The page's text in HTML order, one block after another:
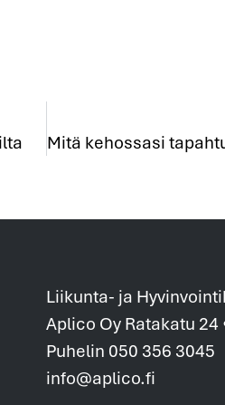
Liikunta- ja
Aplico Oy Ratakatu 24
Puhelin 050 356 3045
info@aplico.fi